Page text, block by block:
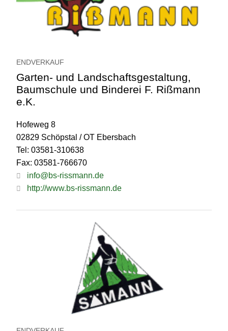
ENDVERKAUF
Garten- und Landschaftsgestaltung,
Baumschule und Binderei F. Rißmann
e.K.
Hofeweg 8
02829 Schöpstal / OT Ebersbach
Tel: 03581-310638
Fax: 03581-766670
info@bs-rissmann.de
http://www.bs-rissmann.de